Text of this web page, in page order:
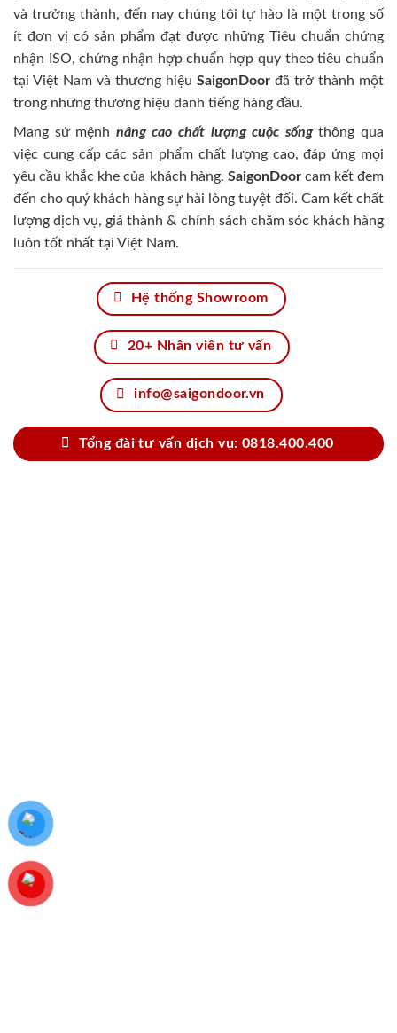
và trưởng thành, đến nay chúng tôi tự hào là một trong số
ít đơn vị có sản phẩm đạt được những Tiêu chuẩn chứng
nhận ISO, chứng nhận hợp chuẩn hợp quy theo tiêu chuẩn
tại Việt Nam và thương hiệu SaigonDoor đã trở thành một
trong những thương hiệu danh tiếng hàng đầu.
Mang sứ mệnh nâng cao chất lượng cuộc sốngthông qua
việc cung cấp các sản phẩm chất lượng cao, đáp ứng mọi
yêu cầu khắc khe của khách hàng. SaigonDoorcam kết đem
đến cho quý khách hàng sự hài lòng tuyệt đối. Cam kết chất
lượng dịch vụ, giá thành & chính sách chăm sóc khách hàng
luôn tốt nhất tại Việt Nam.
Hệ thống Showroom
20+ Nhân viên tư vấn
info@saigondoor.vn
Tổng đài tư vấn dịch vụ: 0818.400.400